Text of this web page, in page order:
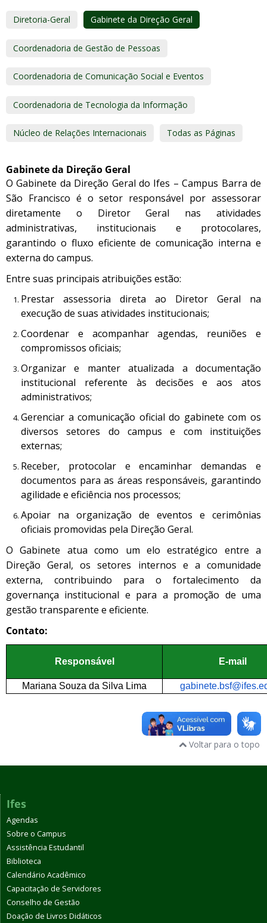
Diretoria-Geral Gabinete da Direção Geral
Coordenadoria de Gestão de Pessoas
Coordenadoria de Comunicação Social e Eventos
Coordenadoria de Tecnologia da Informação
Núcleo de Relações Internacionais Todas as Páginas
Gabinete da Direção Geral
O Gabinete da Direção Geral do Ifes – Campus Barra de
São Francisco é o setor responsável por assessorar
diretamente o Diretor Geral nas atividades
administrativas, institucionais e protocolares,
garantindo o fluxo eficiente de comunicação interna e
externa do campus.
Entre suas principais atribuições estão:
Prestar assessoria direta ao Diretor Geral na
execução de suas atividades institucionais;
Coordenar e acompanhar agendas, reuniões e
compromissos oficiais;
Organizar e manter atualizada a documentação
institucional referente às decisões e aos atos
administrativos;
Gerenciar a comunicação oficial do gabinete com os
diversos setores do campus e com instituições
externas;
Receber, protocolar e encaminhar demandas e
documentos para as áreas responsáveis, garantindo
agilidade e eficiência nos processos;
Apoiar na organização de eventos e cerimônias
oficiais promovidas pela Direção Geral.
O Gabinete atua como um elo estratégico entre a
Direção Geral, os setores internos e a comunidade
externa, contribuindo para o fortalecimento da
governança institucional e para a promoção de uma
gestão transparente e eficiente.
Contato:
Responsável E-mail
Mariana Souza da Silva Lima
Voltar para o topo
Ifes
Agendas
Sobre o Campus
Assistência Estudantil
Biblioteca
Calendário Acadêmico
Capacitação de Servidores
Conselho de Gestão
Doação de Livros Didáticos